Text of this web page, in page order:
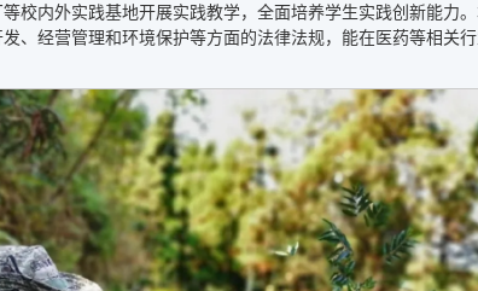
校内外实践基地开展实践教学，全面培养学生实践创新能力
、经营管理和环境保护等方面的法律法规，能在医药等相关